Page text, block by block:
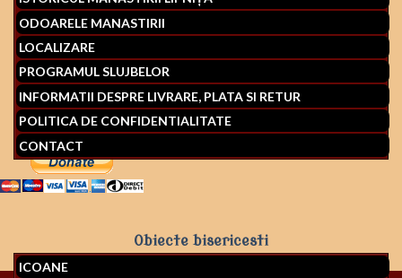
ODOARELE MANASTIRII
LOCALIZARE
PROGRAMUL SLUJBELOR
INFORMATII DESPRE LIVRARE, PLATA SI RETUR
POLITICA DE CONFIDENTIALITATE
CONTACT
Obiecte bisericesti
ICOANE